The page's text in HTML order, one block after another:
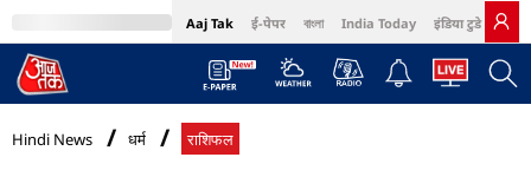
Aaj Tak ई-पेपर বাংলা India Today इंडिया टुडे हिंदी
MumbaiTak Cosmopolitan Harper's Bazaar Northeast
Hindi News धर्म राशिफल